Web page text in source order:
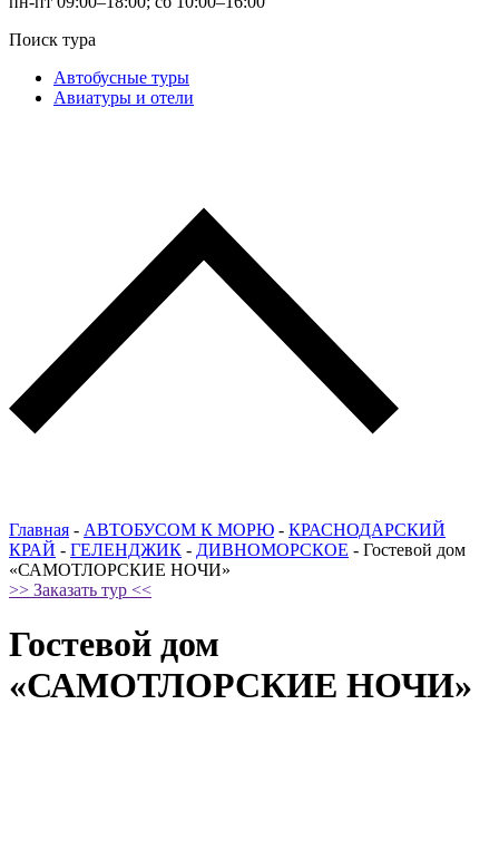
Поиск тура
Автобусные туры
Авиатуры и отели
Главная - АВТОБУСОМ К МОРЮ - КРАСНОДАРСКИЙ
КРАЙ - ГЕЛЕНДЖИК - ДИВНОМОРСКОЕ - Гостевой дом
«САМОТЛОРСКИЕ НОЧИ»
>> Заказать тур <<
Гостевой дом
«САМОТЛОРСКИЕ НОЧИ»